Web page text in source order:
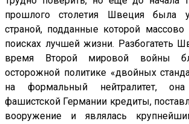
прошлого столетия Швеция была
страной, подданные которой
поисках лучшей жизни. Разбогатеть
время Второй мировой войны
осторожной политике «двойных
на формальный нейтралитет, она
фашистской Германии кредиты,
вооружение и являлась